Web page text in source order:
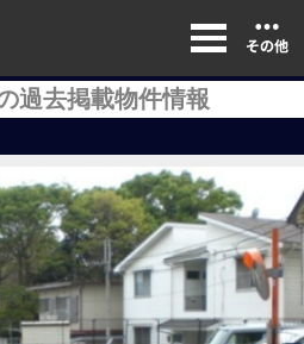
過去掲載物件情報